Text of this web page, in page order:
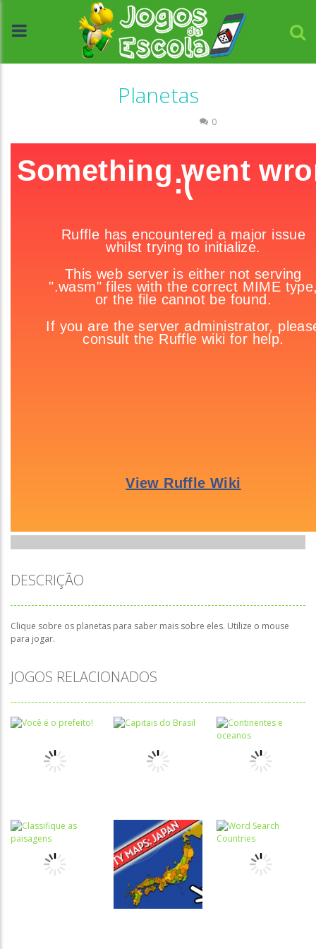
Planetas
0
DESCRIÇÃO
Clique sobre os planetas para saber mais sobre eles. Utilize o mouse
para jogar.
JOGOS RELACIONADOS
História e
Geografia
Você é o
prefeito!
História e
Geografia
Capitais do
Brasil
História e
Geografia
Continentes e
oceanos